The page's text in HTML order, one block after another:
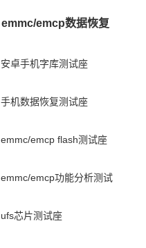
emmc/emcp数据恢复
安卓手机字库测试座
手机数据恢复测试座
emmc/emcp flash测试座
emmc/emcp功能分析测试
ufs芯片测试座